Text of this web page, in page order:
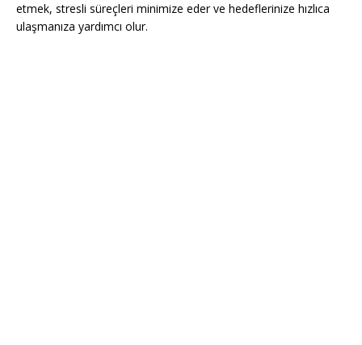
etmek, stresli süreçleri minimize eder ve hedeflerinize hızlıca
ulaşmanıza yardımcı olur.